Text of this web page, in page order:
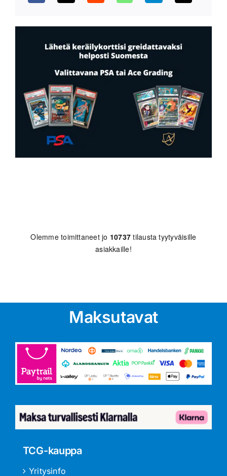
Olemme toimittaneet jo 10737 tilausta tyytyväisille
asiakkaille!
Maksutavat
TCG-kauppa
Yritysinfo